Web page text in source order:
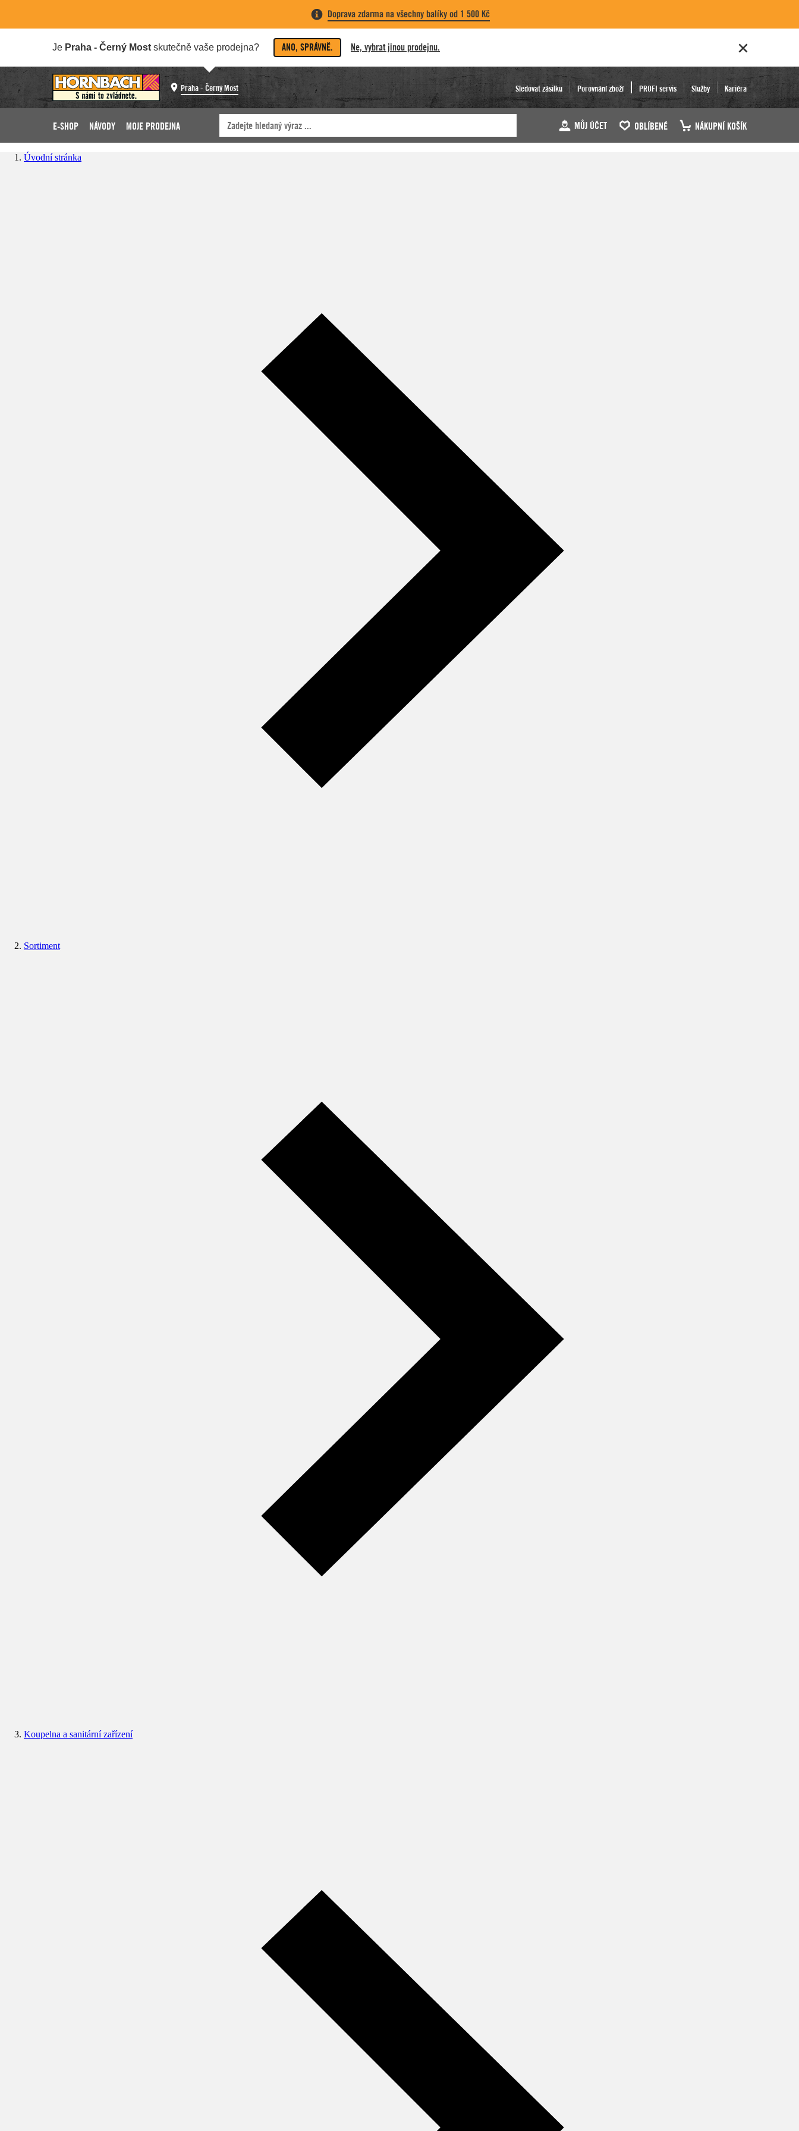
Doprava zdarma na všechny balíky od 1 500 Kč
Je Praha - Černý Most skutečně vaše prodejna? ANO, SPRÁVNĚ. Ne, vybrat jinou prodejnu.
Praha - Černý Most Sledovat zásilku Porovnání zboží PROFI servis Služby Kariéra
E-SHOP NÁVODY MOJE PRODEJNA MŮJ ÚČET OBLÍBENÉ NÁKUPNÍ KOŠÍK
Úvodní stránka
Sortiment
Koupelna a sanitární zařízení